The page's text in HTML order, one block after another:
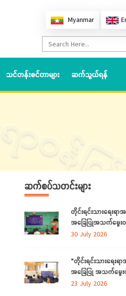
Myanmar
သင်တန်းစင်တာများ ဆက်သွယ်ရန်
ဆက်စပ်သတင်းများ
တိုင်းရင်းသားရေးရာ
အခြေပြုအသက်မွေး
တို့ကို ဆန်းစစ်စီမံခြင်
30 July 2026
“တိုင်းရင်းသားရေးရ
အခြေပြု အသက်မွေး
ဆန်းစစ်စီမံခြင်း အစီအ
23 July 2026